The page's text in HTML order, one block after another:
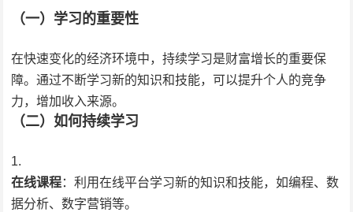
（一）学习的重要性
在快速变化的经济环境中，持续学习是财富增长的重要保
障。通过不断学习新的知识和技能，可以提升个人的竞争
力，增加收入来源。
（二）如何持续学习
在线课程：利用在线平台学习新的知识和技能，如编程、数
据分析、数字营销等。